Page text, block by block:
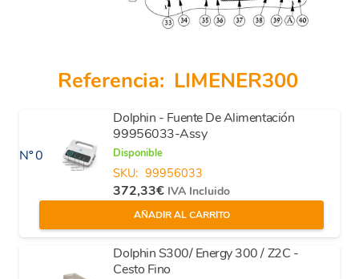
Referencia: LIMENER300
Nº 0
Dolphin - Fuente De Alimentación
99956033-Assy
Disponible
SKU: 99956033
372,33€ IVA Incluido
AÑADIR AL CARRITO
Dolphin S300/ Energy 300 / Z2C -
Cesto Fino